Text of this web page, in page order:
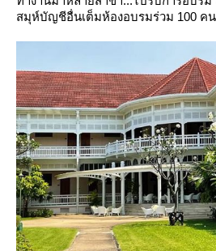
สมุห์บัญชีอื่นเต็มห้องอบรมร่วม 100 คน